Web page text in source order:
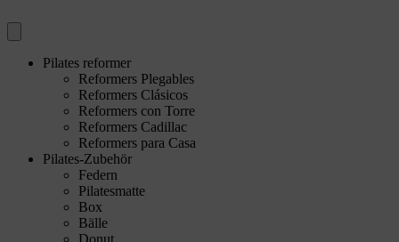
Pilates reformer
Reformers Plegables
Reformers Clásicos
Reformers con Torre
Reformers Cadillac
Reformers para Casa
Pilates-Zubehör
Federn
Pilatesmatte
Box
Bälle
Donut